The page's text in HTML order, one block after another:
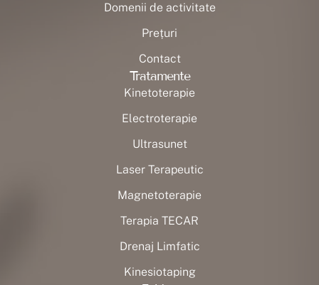
Domenii de activitate
Prețuri
Contact
Tratamente
Kinetoterapie
Electroterapie
Ultrasunet
Laser Terapeutic
Magnetoterapie
Terapia TECAR
Drenaj Limfatic
Kinesiotaping